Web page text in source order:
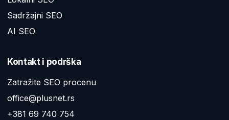
Sadržajni SEO
AI SEO
Kontakt i podrška
Zatražite SEO procenu
office@plusnet.rs
+381 69 740 754